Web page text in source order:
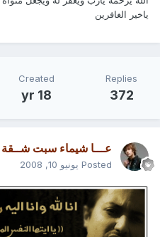
ياخير الغافرين
Replies
372
Created
18 yr
عـــا شيماء سبت شــقة
Posted يونيو 10, 2008